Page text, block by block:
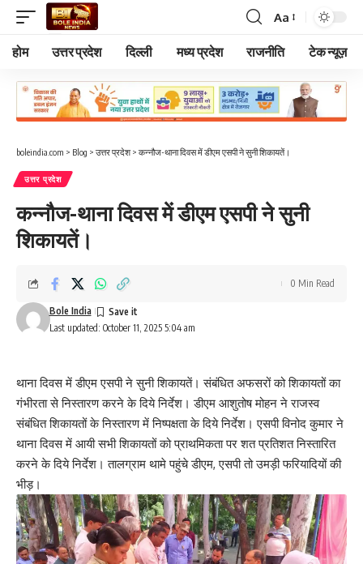
Font
Resizer
Aa
होम उत्तर प्रदेश दिल्ली मध्य प्रदेश राजनीति टेक न्यूज़
boleindia.com > Blog > उत्तर प्रदेश> कन्नौज-थाना दिवस में डीएम एसपी ने सुनी शिकायतें।
उत्तर प्रदेश
कन्नौज-थाना दिवस में डीएम एसपी ने सुनी
शिकायतें।
Last updated: October 11, 2025 5:04 am
Bole India
0 Min Read
थाना दिवस में डीएम एसपी ने सुनी शिकायतें। संबंधित अफसरों को शिकायतों का
गंभीरता से निस्तारण करने के दिये निर्देश। डीएम आशुतोष मोहन ने राजस्व
संबंधित शिकायतों के निस्तारण में निष्पक्षता के दिये निर्देश। एसपी विनोद कुमार ने
थाना दिवस में आयी सभी शिकायतों को प्राथमिकता पर शत प्रतिशत निस्तारित
करने के दिये निर्देश। तालग्राम थामे पहुंचे डीएम, एसपी तो उमड़ी फरियादियों की
भीड़।